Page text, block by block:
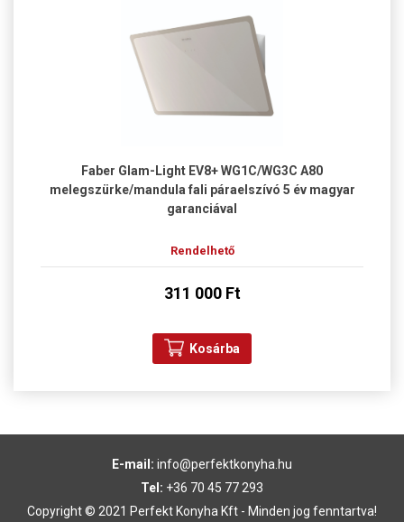
Faber Glam-Light EV8+ WG1C/WG3C A80
melegszürke/mandula fali páraelszívó 5 év magyar
garanciával
Rendelhető
311 000 Ft
Kosárba
E-mail: info@perfektkonyha.hu
Tel: +36 70 45 77 293
Copyright © 2021 Perfekt Konyha Kft - Minden jog fenntartva!